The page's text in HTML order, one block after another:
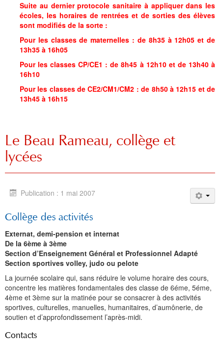
Suite au dernier protocole sanitaire à appliquer dans les
écoles, les horaires de rentrées et de sorties des élèves
sont modifiés de la sorte :
Pour les classes de maternelles : de 8h35 à 12h05 et de
13h35 à 16h05
Pour les classes CP/CE1 : de 8h45 à 12h10 et de 13h40 à
16h10
Pour les classes de CE2/CM1/CM2 : de 8h50 à 12h15 et de
13h45 à 16h15
Le Beau Rameau, collège et
lycées
Publication : 1 mai 2007
Collège des activités
Externat, demi-pension et internat
De la 6ème à 3ème
Section d’Enseignement Général et Professionnel Adapté
Section sportives volley, judo ou pelote
La journée scolaire qui, sans réduire le volume horaire des cours,
concentre les matières fondamentales des classe de 6éme, 5éme,
4ème et 3ème sur la matinée pour se consacrer à des activités
sportives, culturelles, manuelles, humanitaires, d’aumônerie, de
soutien et d’approfondissement l’après-midi.
Contacts